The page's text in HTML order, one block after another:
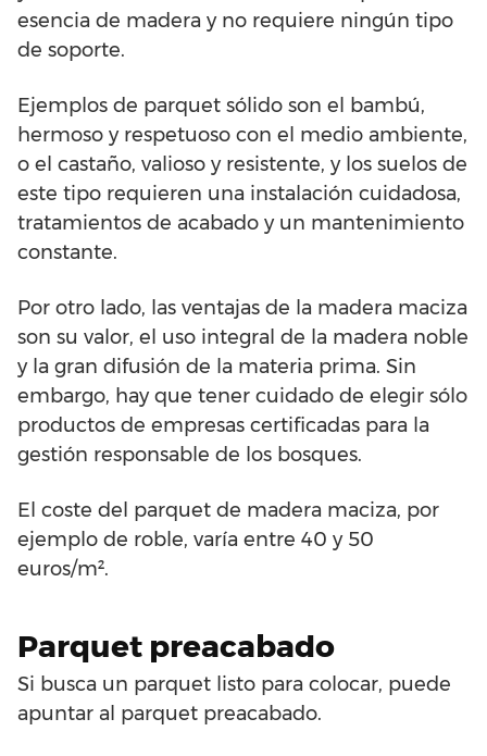
esencia de madera y no requiere ningún tipo
de soporte.
Ejemplos de parquet sólido son el bambú,
hermoso y respetuoso con el medio ambiente,
o el castaño, valioso y resistente, y los suelos de
este tipo requieren una instalación cuidadosa,
tratamientos de acabado y un mantenimiento
constante.
Por otro lado, las ventajas de la madera maciza
son su valor, el uso integral de la madera noble
y la gran difusión de la materia prima. Sin
embargo, hay que tener cuidado de elegir sólo
productos de empresas certificadas para la
gestión responsable de los bosques.
El coste del parquet de madera maciza, por
ejemplo de roble, varía entre 40 y 50
euros/m².
Parquet preacabado
Si busca un parquet listo para colocar, puede
apuntar al parquet preacabado.